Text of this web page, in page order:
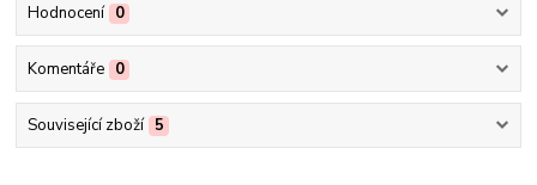
Hodnocení 0
Komentáře 0
Související zboží 5